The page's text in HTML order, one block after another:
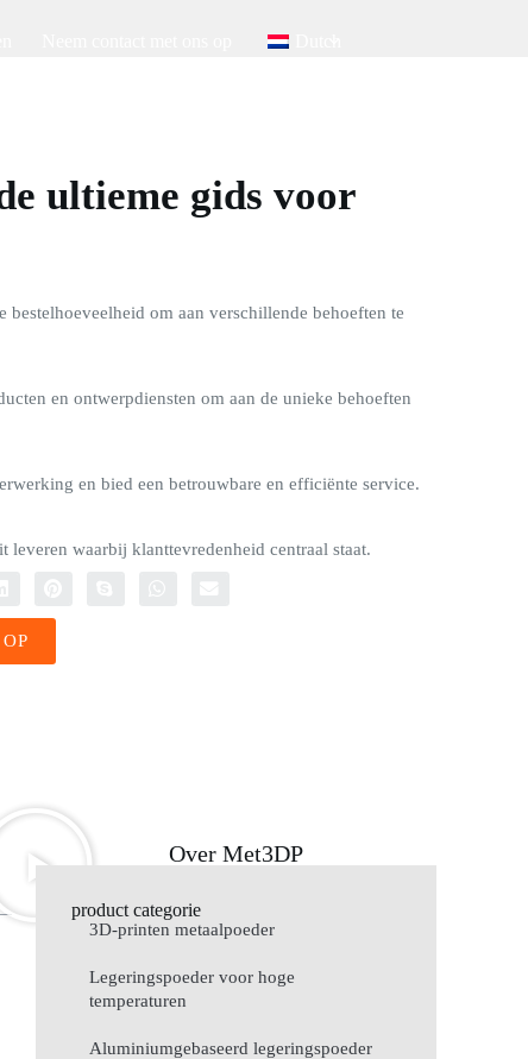
ultieme gids voor
bestelhoeveelheid om aan verschillende behoeften te
en ontwerpdiensten om aan de unieke behoeften
en bied een betrouwbare en efficiënte service.
leveren waarbij klanttevredenheid centraal staat.
Over Met3DP
product categorie
3D-printen metaalpoeder
Legeringspoeder voor hoge
temperaturen
Aluminiumgebaseerd legeringspoeder